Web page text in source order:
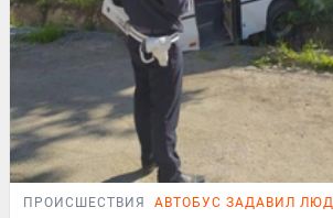
ПРОИСШЕСТВИЯ АВТОБУС ЗАДАВИЛ